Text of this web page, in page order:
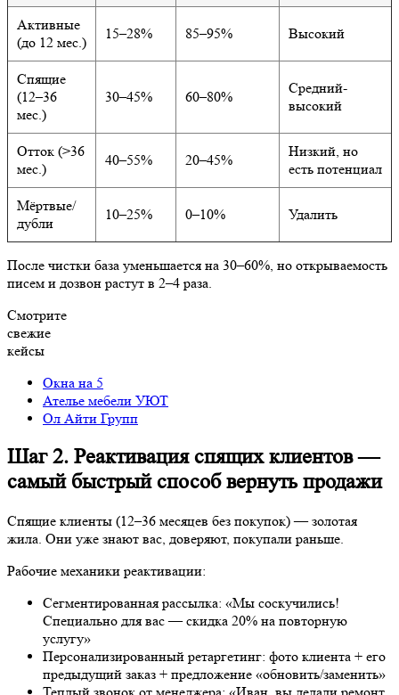
Спящие
(12–36 мес.)
Средний-
Отток (>36
мес.)
40–55% 20–45%
Низкий, но есть
потенциал
Мёртвые/
дубли
10–25% 0–10% Удалить
После чистки база уменьшается на 30–60%, но открываемость
писем и дозвон растут в 2–4 раза.
свежие
кейсы
Окна на 5
Ателье мебели УЮТ
Ол Айти Групп
Шаг 2. Реактивация спящих клиентов —
самый быстрый способ вернуть продажи
Спящие клиенты (12–36 месяцев без покупок) — золотая жила.
Они уже знают вас, доверяют, покупали раньше.
Сегментированная рассылка: «Мы соскучились!
Персонализированный ретаргетинг: фото клиента + его
предыдущий заказ + предложение «обновить/заменить»
Теплый звонок от менеджера: «Иван, вы делали ремонт в
2023 году. Всё ли в порядке? Пора обновить окна?»
SMS-триггер: «Ваша гарантия на окна заканчивается через
2 месяца. Хотите бесплатную проверку?»
Look-alike по спящим + горячие офферы